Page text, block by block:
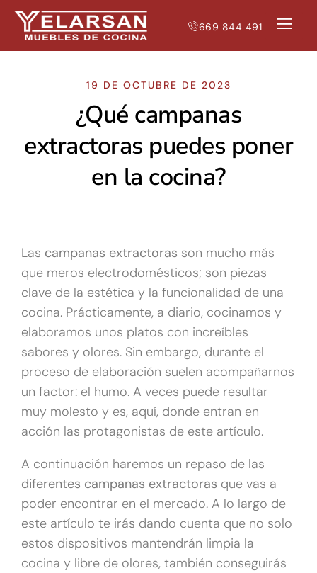
669 844 491
19 DE OCTUBRE DE 2023
¿Qué campanas
extractoras puedes poner
en la cocina?
Las campanas extractoras son mucho más
que meros electrodomésticos; son piezas
clave de la estética y la funcionalidad de una
cocina. Prácticamente, a diario, cocinamos y
elaboramos unos platos con increíbles
sabores y olores. Sin embargo, durante el
proceso de elaboración suelen acompañarnos
un factor: el humo. A veces puede resultar
muy molesto y es, aquí, donde entran en
acción las protagonistas de este artículo.
A continuación haremos un repaso de las
diferentes campanas extractoras que vas a
poder encontrar en el mercado. A lo largo de
este artículo te irás dando cuenta que no solo
estos dispositivos mantendrán limpia la
cocina y libre de olores, también conseguirás